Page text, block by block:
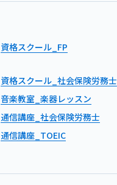
資格スクール_FP
資格スクール_社会保険労務士
音楽教室_楽器レッスン
通信講座_社会保険労務士
通信講座_TOEIC